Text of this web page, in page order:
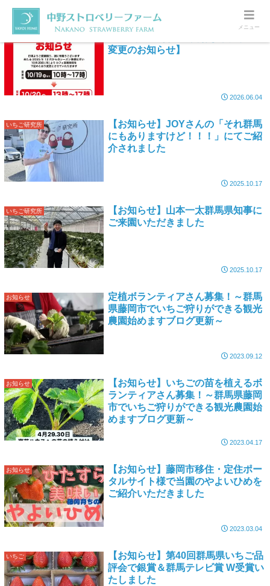
変更のお知らせ】
2026.06.04
いちご研究所
【お知らせ】JOYさんの「それ群馬
にもありますけど！！！」にてご紹
介されました
2025.10.17
いちご研究所
【お知らせ】山本一太群馬県知事に
ご来園いただきました
2025.10.17
お知らせ
定植ボランティアさん募集！～群馬
県藤岡市でいちご狩りができる観光
農園始めますブログ更新～
2023.09.12
お知らせ
【お知らせ】いちごの苗を植えるボ
ランティアさん募集！～群馬県藤岡
市でいちご狩りができる観光農園始
めますブログ更新～
2023.04.17
お知らせ
【お知らせ】藤岡市移住・定住ポー
タルサイト様で当園のやよいひめを
ご紹介いただきました
2023.03.04
いちご
【お知らせ】第40回群馬県いちご品
評会で銀賞＆群馬テレビ賞 W受賞い
たしました
メニュー